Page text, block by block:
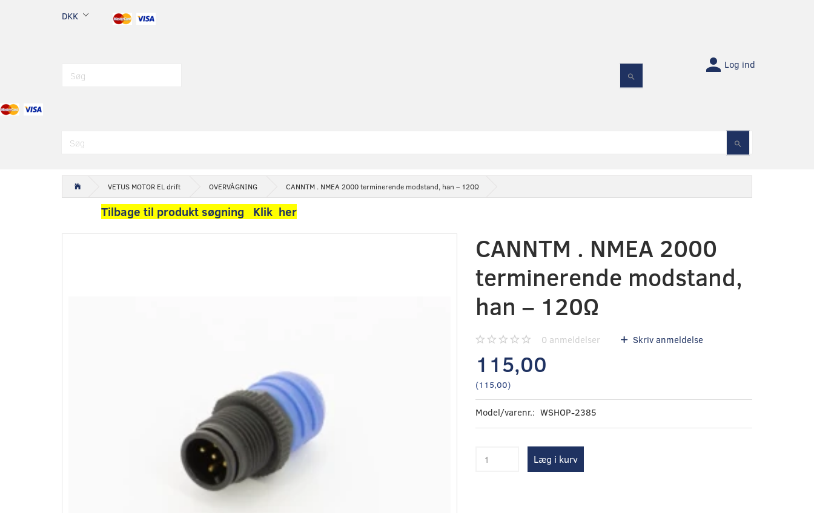
DKK
Log ind
VETUS MOTOR EL drift OVERVÅGNING CANNTM . NMEA 2000 terminerende modstand, han – 120Ω
Tilbage til produkt søgning Klik her
CANNTM . NMEA 2000
terminerende modstand,
han – 120Ω
0 anmeldelser Skriv anmeldelse
115,00
(115,00)
Model/varenr.: WSHOP-2385
Læg i kurv